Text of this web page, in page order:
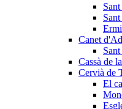
Canet
Cassà de
Cervià de
El